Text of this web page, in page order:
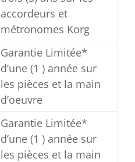
accordeurs et
métronomes Korg
Garantie Limitée*
d’une (1 ) année sur
les pièces et la main
d’oeuvre
Garantie Limitée*
d’une (1 ) année sur
les pièces et la main